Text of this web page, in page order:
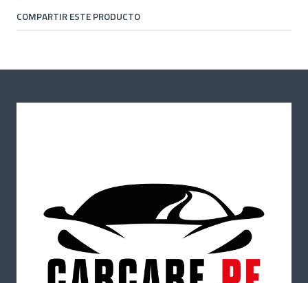
COMPARTIR ESTE PRODUCTO